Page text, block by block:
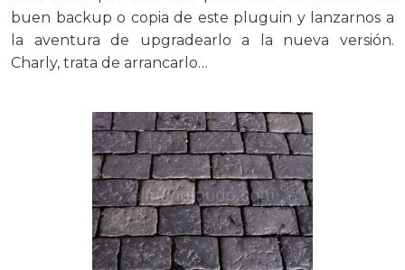
buen backup o copia de este pluguin y lanzarnos a
la aventura de upgradearlo a la nueva versión.
Charly, trata de arrancarlo…